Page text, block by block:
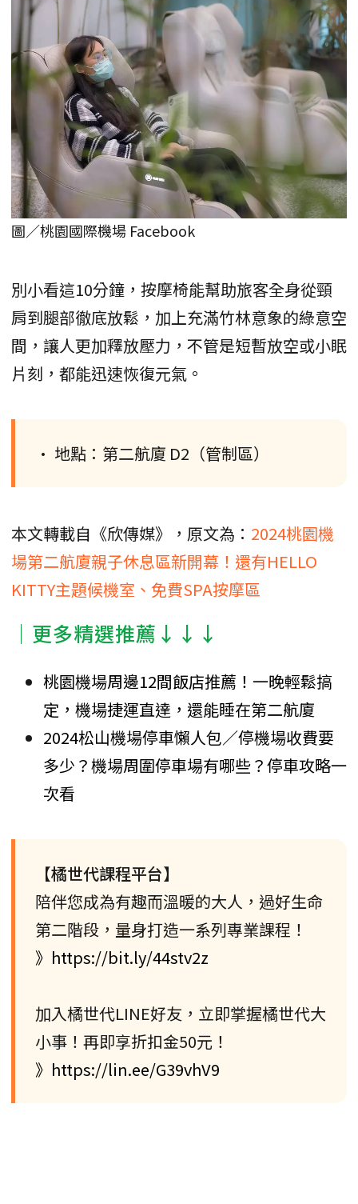
圖／桃園國際機場 Facebook
別小看這10分鐘，按摩椅能幫助旅客全身從頸
肩到腿部徹底放鬆，加上充滿竹林意象的綠意空
間，讓人更加釋放壓力，不管是短暫放空或小眠
片刻，都能迅速恢復元氣。
• 地點：第二航廈 D2（管制區）
本文轉載自《欣傳媒》，原文為： 2024桃園機
場第二航廈親子休息區新開幕！還有HELLO
KITTY主題候機室、免費SPA按摩區
│更多精選推薦↓↓↓
桃園機場周邊12間飯店推薦！一晚輕鬆搞
定，機場捷運直達，還能睡在第二航廈
2024松山機場停車懶人包／停機場收費要
多少？機場周圍停車場有哪些？停車攻略一
次看
【橘世代課程平台】
陪伴您成為有趣而溫暖的大人，過好生命
第二階段，量身打造一系列專業課程！
》https://bit.ly/44stv2z
加入橘世代LINE好友，立即掌握橘世代大
小事！再即享折扣金50元！
》https://lin.ee/G39vhV9